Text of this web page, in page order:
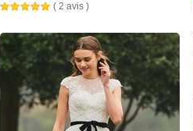
( 2 avis )